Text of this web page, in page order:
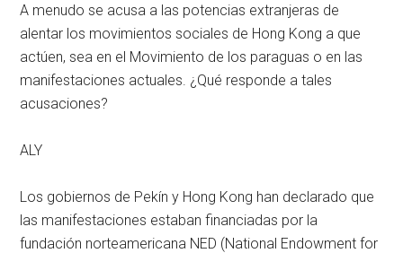
A menudo se acusa a las potencias extranjeras de
alentar los movimientos sociales de Hong Kong a que
actúen, sea en el Movimiento de los paraguas o en las
manifestaciones actuales. ¿Qué responde a tales
acusaciones?
ALY
Los gobiernos de Pekín y Hong Kong han declarado que
las manifestaciones estaban financiadas por la
fundación norteamericana NED (National Endowment for